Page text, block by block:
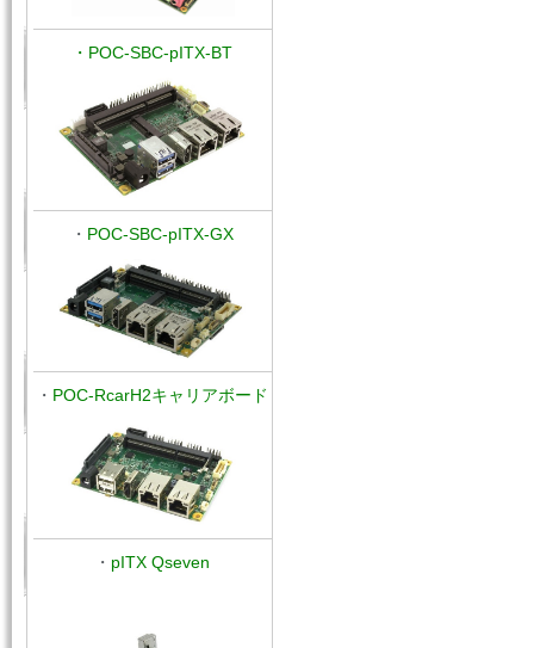
・POC-SBC-pITX-BT
・ POC-SBC-pITX-GX
・ POC-RcarH2キャリアボード
・ pITX Qseven